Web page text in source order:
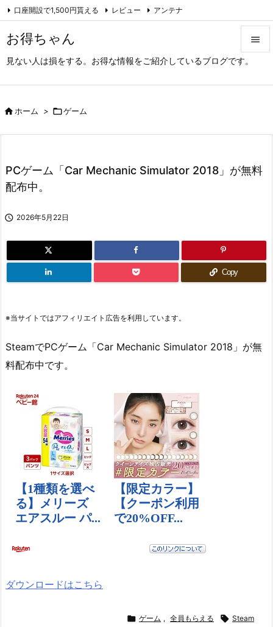
お得ちゃん
見ない人は損をする。お得な情報をご紹介しているブログです。

次へ
口座開設で1,500円貰える レビュー アンテナ
アーカイブ（旧サイト）
ホーム > ゲーム
PCゲーム「Car Mechanic Simulator 2018」が無料
配布中。
 2026年5月22日
Copy
※当サイトではアフィリエイト広告を利用しています。
SteamでPCゲーム「Car Mechanic Simulator 2018」が無
料配布中です。
ダウンロードはこちら
 ゲーム , 全員もらえる  Steam